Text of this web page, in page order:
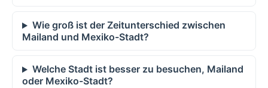
Wie groß ist der Zeitunterschied zwischen
Mailand und Mexiko-Stadt?
Welche Stadt ist besser zu besuchen, Mailand
oder Mexiko-Stadt?